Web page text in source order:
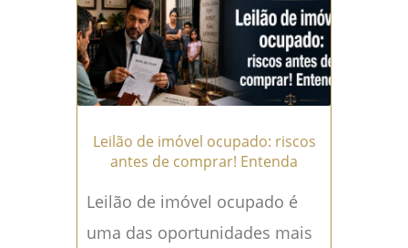
motivo,... Leia mais →
Leilão de imóvel ocupado: riscos
antes de comprar! Entenda
Leilão de imóvel ocupado é
uma das oportunidades mais